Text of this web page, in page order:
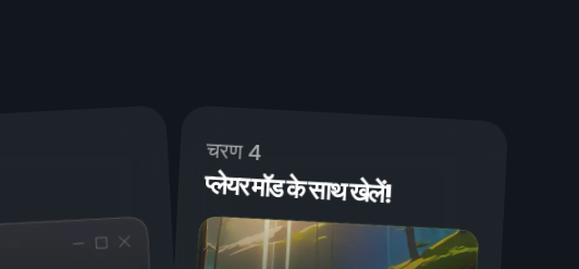
चरण 4
प्लेयर मॉड के साथ खेलें!